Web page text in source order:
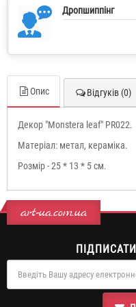
Дропшиппінг
Опис Відгуків (0)
Декор "Monstera leaf" PR022.
Матеріал: метал, кераміка.
Розмір - 25 * 13 * 5 см.
art-ua.com.ua